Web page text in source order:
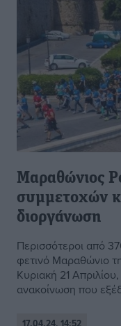
Μαραθώνιος
συμμετοχών
διοργάνωση
Περισσότεροι από
φετινό Μαραθώνιο
Κυριακή 21
ανακοίνωση που